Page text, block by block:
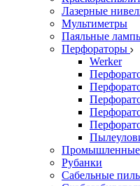
Лазерные
Мультиметры
Паяльные
Перфораторы
Werker
Рубанки
Сабельные